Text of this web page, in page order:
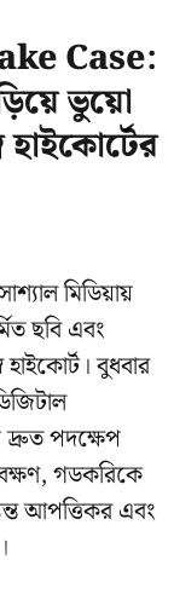
Case:
ভুয়ো
মিডিয়ায়
ছবি এবং
হাইকোর্ট। বুধবার
দ্রুত পদক্ষেপ
গডকরিকে
আপত্তিকর এবং